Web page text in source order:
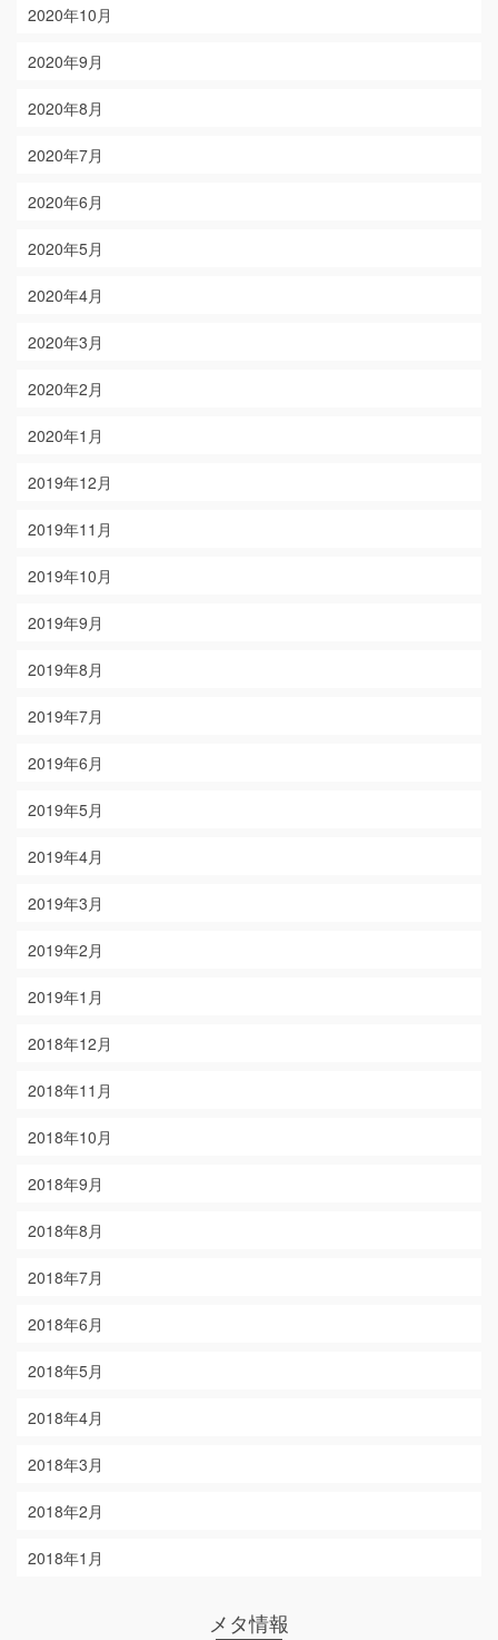
2020年10月
2020年9月
2020年8月
2020年7月
2020年6月
2020年5月
2020年4月
2020年3月
2020年2月
2020年1月
2019年12月
2019年11月
2019年10月
2019年9月
2019年8月
2019年7月
2019年6月
2019年5月
2019年4月
2019年3月
2019年2月
2019年1月
2018年12月
2018年11月
2018年10月
2018年9月
2018年8月
2018年7月
2018年6月
2018年5月
2018年4月
2018年3月
2018年2月
2018年1月
メタ情報